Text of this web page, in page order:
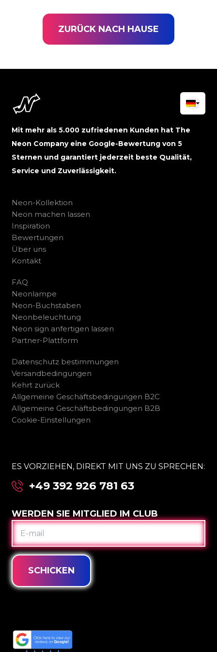
ZURÜCK NACH HAUSE
Mit mehr als 5.000 zufriedenen Kunden hat The
Neon Company eine Google-Bewertung von 5
Sternen und garantiert jederzeit beste Qualität,
Service und Zuverlässigkeit.
Neon-Kollektion
Neon machen lassen
Inspiration
Bewertungen
Über uns
Kontakt
FAQ
Neonlampe
Neon-Buchstaben
Neonbeleuchtung
Neon sign anfertigen lassen
Partner-Plattform
Datenschutz bestimmungen
Versandbedingungen
Kehrt zurück
Allgemeine Geschäftsbedingungen B2C
Allgemeine Geschäftsbedingungen B2B
Cookie-Einstellungen
ES VORZIEHEN, DIREKT MIT UNS ZU SPRECHEN:
+49 392 926 781 63
WERDEN SIE MITGLIED IM CLUB
E-
MAIL
SCHICKEN